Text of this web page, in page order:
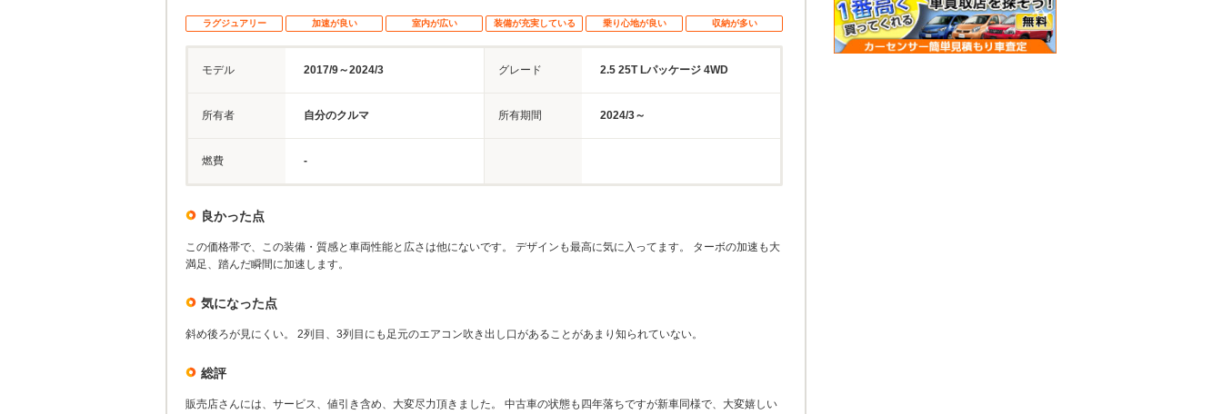
ラグジュアリー 加速が良い 室内が広い 装備が充実している 乗り心地が良い 収納が多い
モデル 2017/9～2024/3 グレード 2.5 25T Lパッケージ 4WD
所有者 自分のクルマ 所有期間 2024/3～
燃費 -
良かった点
この価格帯で、この装備・質感と車両性能と広さは他にないです。 デザインも最高に気に入ってます。 ターボの加速も大
満足、踏んだ瞬間に加速します。
気になった点
斜め後ろが見にくい。 2列目、3列目にも足元のエアコン吹き出し口があることがあまり知られていない。
総評
販売店さんには、サービス、値引き含め、大変尽力頂きました。 中古車の状態も四年落ちですが新車同様で、大変嬉しい